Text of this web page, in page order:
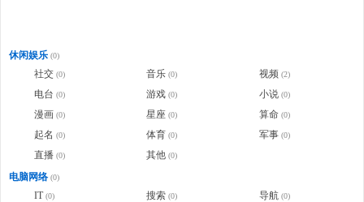
休闲娱乐 (0)
社交 (0) 音乐 (0) 视频 (2)
电台 (0) 游戏 (0) 小说 (0)
漫画 (0) 星座 (0) 算命 (0)
起名 (0) 体育 (0) 军事 (0)
直播 (0) 其他 (0)
电脑网络 (0)
IT (0) 搜索 (0) 导航 (0)